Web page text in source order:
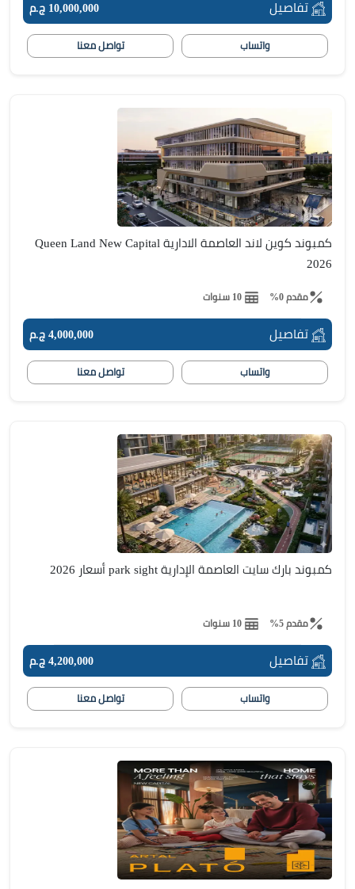
تفاصيل 10,000,000 ج.م
واتساب تواصل معنا
كمبوند كوين لاند العاصمة الادارية Queen Land New Capital
2026
مقدم 0% 10 سنوات
تفاصيل 4,000,000 ج.م
واتساب تواصل معنا
كمبوند بارك سايت العاصمة الإدارية park sight أسعار 2026
مقدم 5% 10 سنوات
تفاصيل 4,200,000 ج.م
واتساب تواصل معنا